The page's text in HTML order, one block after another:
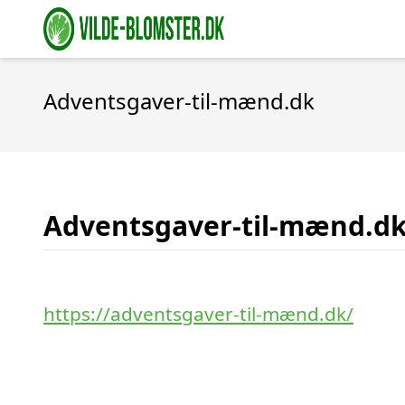
Adventsgaver-til-mænd.dk
Adventsgaver-til-
https://adventsgaver-til-mænd.dk/